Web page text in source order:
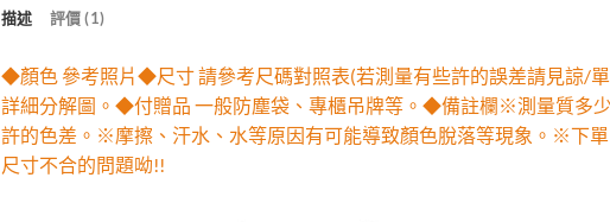
描述 評價 (1)
◆顏色 參考照片◆尺寸 請參考尺碼對照表(若測量有些許的誤差請見諒/
詳細分解圖。◆付贈品 一般防塵袋、專櫃吊牌等。◆備註欄※測量質多
許的色差。※摩擦、汗水、水等原因有可能導致顏色脫落等現象。※下
尺寸不合的問題呦!!